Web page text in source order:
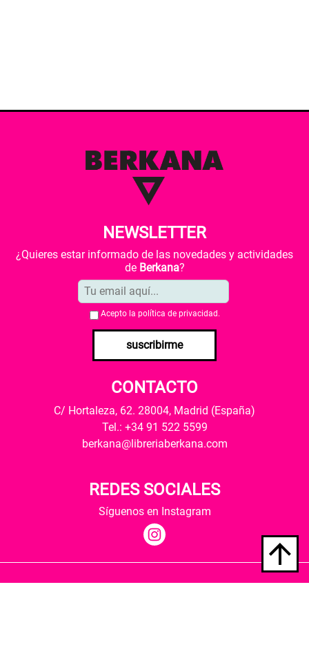
NEWSLETTER
¿Quieres estar informado de las novedades y actividades
de Berkana?
Acepto la política de privacidad .
suscribirme
CONTACTO
C/ Hortaleza, 62. 28004, Madrid (España)
Tel.: +34 91 522 5599
berkana@libreriaberkana.com
REDES SOCIALES
Síguenos en Instagram